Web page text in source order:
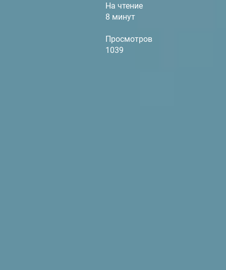
На чтение
8 минут
Просмотров
1039